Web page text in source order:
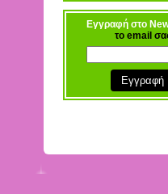
Εγγραφή στο
το email